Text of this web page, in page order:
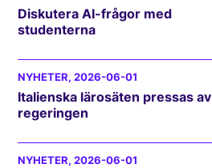
Diskutera AI-frågor med
studenterna
NYHETER, 2026-06-01
Italienska lärosäten pressas av
regeringen
NYHETER, 2026-06-01